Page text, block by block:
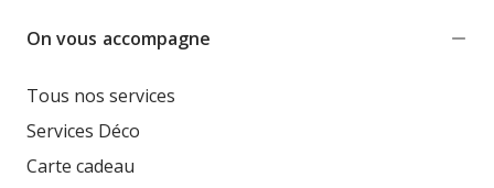
On vous accompagne
Tous nos services
Services Déco
Carte cadeau